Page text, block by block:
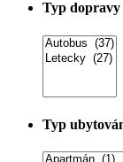
Typ dopravy
Typ